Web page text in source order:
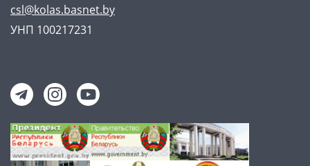
csl@kolas.basnet.by
УНП 100217231